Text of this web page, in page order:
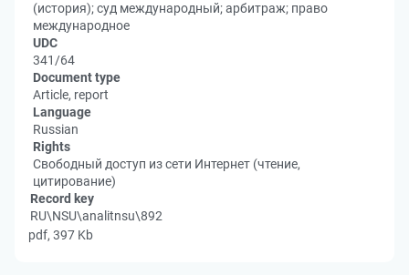
(история); суд международный; арбитраж; право
международное
UDC
341/64
Document type
Article, report
Language
Russian
Rights
Свободный доступ из сети Интернет (чтение,
цитирование)
Record key
RU\NSU\analitnsu\892
pdf, 397 Kb